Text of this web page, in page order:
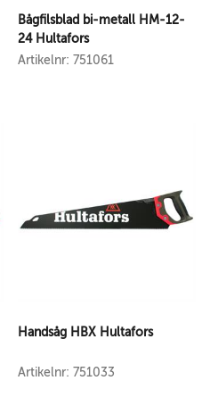
Bågfilsblad bi-metall HM-12-
24 Hultafors
Artikelnr: 751061
Handsåg HBX Hultafors
Artikelnr: 751033